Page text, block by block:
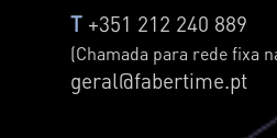
T +351 212 240 889
(Chamada para rede fixa
geral@fabertime.pt